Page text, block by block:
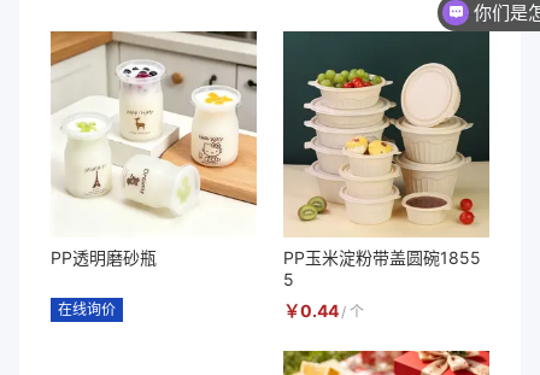
换一批
PP透明磨砂瓶
在线询价
PP玉米淀粉带盖圆碗1855
5
￥0.44 / 个
你们是